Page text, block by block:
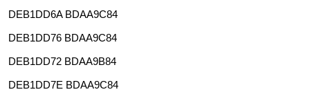
DEB1DD6A BDAA9C84
DEB1DD76 BDAA9C84
DEB1DD72 BDAA9B84
DEB1DD7E BDAA9C84